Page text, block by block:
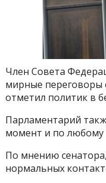
Член Совета
мирные переговоры
отметил политик в
Парламентарий
момент и по любому
По мнению
нормальных